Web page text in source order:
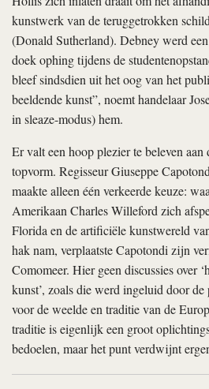
kunstwerk van de teruggetrokken
(Donald Sutherland). Debney werd
doek ophing tijdens de
bleef sindsdien uit het oog van het
beeldende kunst”, noemt handelaar
in sleaze-modus) hem.
Er valt een hoop plezier te beleven
topvorm. Regisseur Giuseppe
maakte alleen één verkeerde keuze:
Amerikaan Charles Willeford zich
Florida en de artificiële kunstwereld
hak nam, verplaatste Capotondi zijn
Comomeer. Hier geen discussies over
kunst’, zoals die werd ingeluid door
voor de weelde en traditie van de
traditie is eigenlijk een groot
bedoelen, maar het punt verdwijnt